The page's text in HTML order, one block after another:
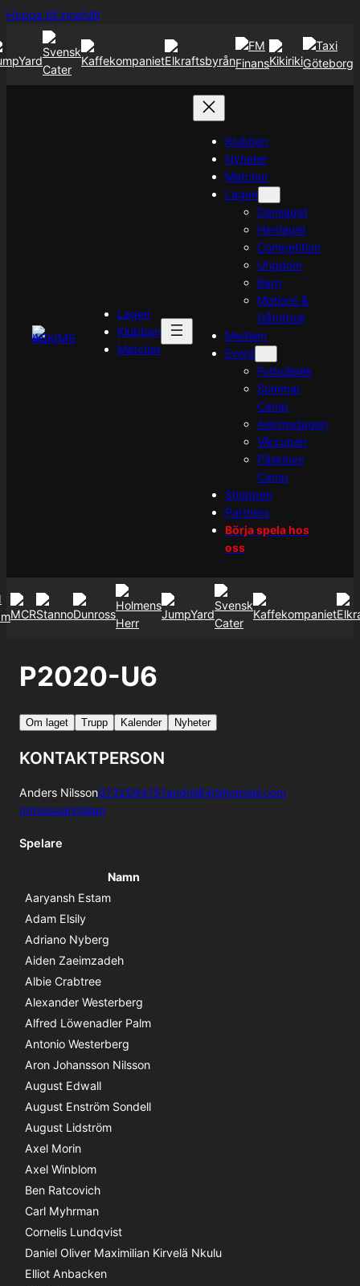
Hoppa till innehållHoppa
Lagen
Klubben
Matcher
Klubben
Nyheter
Matcher
Lagen
Damlaget
Herrlaget
Competition
Ungdom
Barn
Motions &
Gåfotboll
Medlem
Event
Fotbollslek
Sommar
Camp
Askimsdagen
Vårcupen
Påsklovs
Camp
Shoppen
Partners
Börja spela hos
oss
P2020-U6
Om laget Trupp Kalender Nyheter
KONTAKTPERSON
Anders Nilsson0732094151andnil84@hotmail.com
Intresseanmälan
Spelare
Namn
Aaryansh Estam
Adam Elsily
Adriano Nyberg
Aiden Zaeimzadeh
Albie Crabtree
Alexander Westerberg
Alfred Löwenadler Palm
Antonio Westerberg
Aron Johansson Nilsson
August Edwall
August Enström Sondell
August Lidström
Axel Morin
Axel Winblom
Ben Ratcovich
Carl Myhrman
Cornelis Lundqvist
Daniel Oliver Maximilian Kirvelä Nkulu
Elliot Anbacken